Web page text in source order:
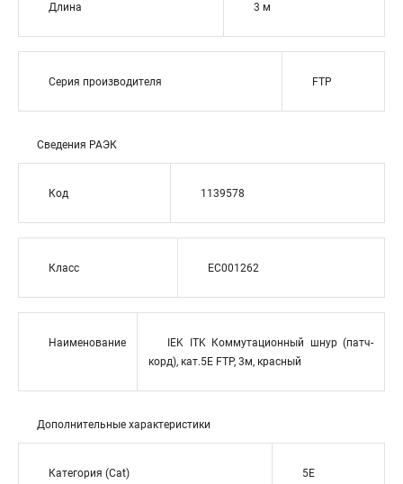
Длина 3 м
Серия производителя FTP
Сведения РАЭК
Код 1139578
Класс EC001262
Наименование
IEK ITK Коммутационный шнур (патч-
корд), кат.5Е FTP, 3м, красный
Дополнительные характеристики
Категория (Cat) 5E